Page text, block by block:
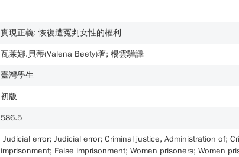
實現正義: 恢復遭冤判女性的權利
瓦萊娜.貝蒂(Valena Beety)著; 楊雲驊譯
臺灣學生
初版
586.5
Judicial error; Judicial error; Criminal justice, Administration of;
imprisonment; False imprisonment; Women prisoners; Women